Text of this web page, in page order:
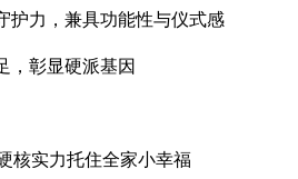
护力，兼具功能性与仪式感
，彰显硬派基因
硬核实力托住全家小幸福